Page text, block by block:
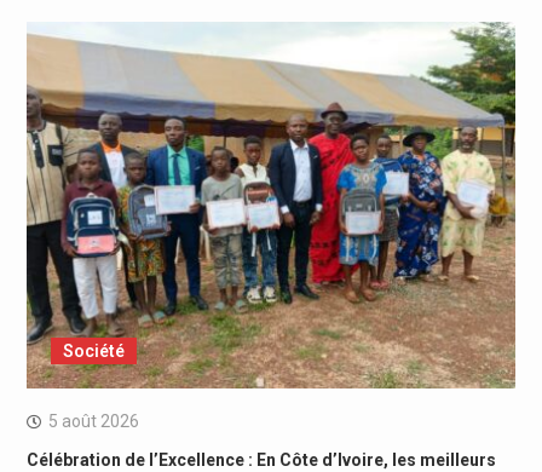
Société
5 août 2026
Célébration de l’Excellence : En Côte d’Ivoire, les meilleurs